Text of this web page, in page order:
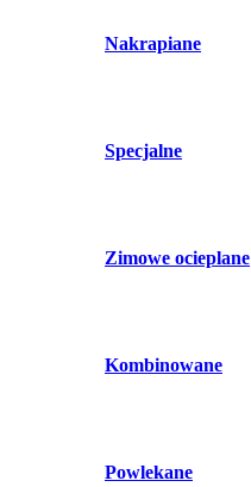
Nakrapiane
Specjalne
Zimowe ocieplane
Kombinowane
Powlekane